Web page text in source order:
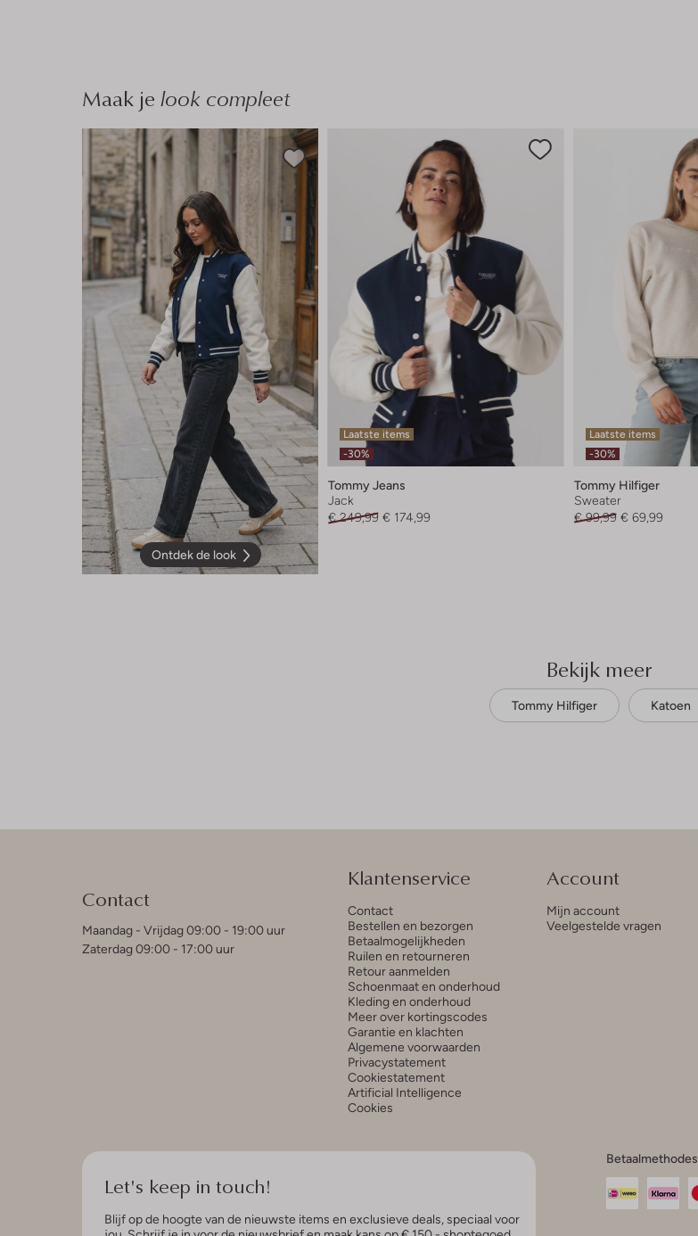
Maak je look compleet
Ontdek de look
Laatste items
-30%
Tommy Jeans
Jack
€ 249,99 € 174,99
Laatste items
-30%
Tommy Hilfiger
Sweater
€ 99,99 € 69,99
Bekijk meer
Tommy Hilfiger Katoen
Contact
Maandag - Vrijdag 09:00 - 19:00 uur
Zaterdag 09:00 - 17:00 uur
Klantenservice
Contact
Bestellen en bezorgen
Betaalmogelijkheden
Ruilen en retourneren
Retour aanmelden
Schoenmaat en onderhoud
Kleding en onderhoud
Meer over kortingscodes
Garantie en klachten
Algemene voorwaarden
Privacystatement
Cookiestatement
Artificial Intelligence
Cookies
Account
Mijn account
Veelgestelde vragen
Let's keep in touch!
Blijf op de hoogte van de nieuwste items en exclusieve deals, speciaal voor
Betaalmethodes